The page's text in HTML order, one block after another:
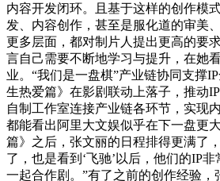
内容开发闭环。且基于这样的创作模
发、内容创作，甚至是服化道的审美
更多层面，都对制片人提出更高的要
言自己需要不断地学习与提升，在她
业。“我们是一盘棋”产业链协同支撑
生热爱篇》在影剧联动上落子，推动
自制工作室连接产业链各环节，实现
都能看出阿里大文娱似乎在下一盘更
篇》之后，张文丽的日程排得更满了
了，也是看到‘飞驰’以后，他们的IP
一起合作剧。”有了之前的创作经验